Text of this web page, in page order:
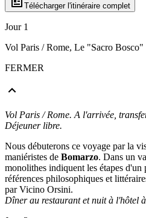
Télécharger l'itinéraire complet
Jour 1
Vol Paris / Rome, Le "Sacro Bosco"
FERMER
Vol Paris / Rome. A l'arrivée,
Déjeuner libre.
Nous débuterons ce voyage par la
maniéristes de Bomarzo. Dans un
monolithes indiquent les étapes
références philosophiques et
par Vicino Orsini.
Dîner au restaurant et nuit à l'hôtel